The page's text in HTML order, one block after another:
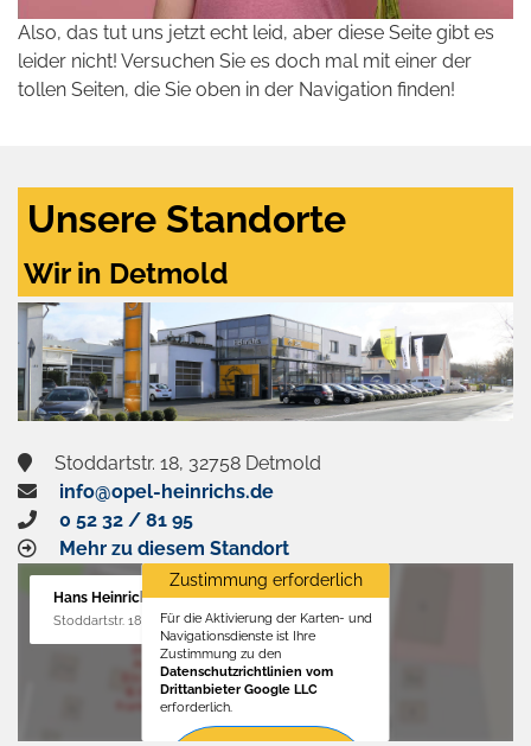
Also, das tut uns jetzt echt leid, aber diese Seite gibt es
leider nicht! Versuchen Sie es doch mal mit einer der
tollen Seiten, die Sie oben in der Navigation finden!
Unsere Standorte
Wir in Detmold
Stoddartstr. 18, 32758 Detmold
info@opel-heinrichs.de
0 52 32 / 81 95
Mehr zu diesem Standort
Hans Heinrichs GmbH
Stoddartstr. 18, 32758 Detmold
Zustimmung erforderlich
Für die Aktivierung der Karten- und
Navigationsdienste ist Ihre
Zustimmung zu den
Datenschutzrichtlinien vom
Drittanbieter Google LLC
erforderlich.